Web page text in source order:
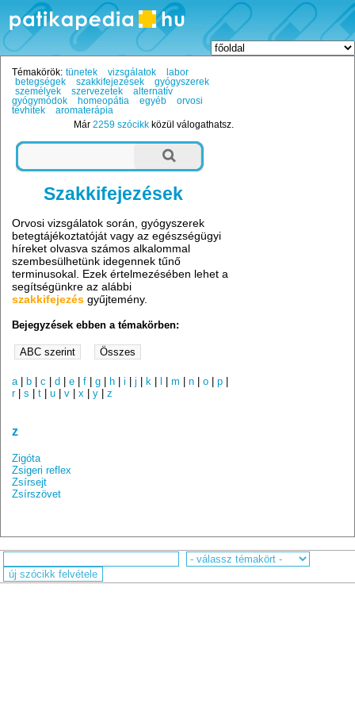
Témakörök: tünetek vizsgálatok
labor
betegségek
szakkifejezések
gyógyszerek
személyek
szervezetek
alternatív
gyógymódok
homeopátia egyéb
orvosi
tévhitek
aromaterápia
Már2259 szócikk közül válogathatsz.
Szakkifejezések
Orvosi vizsgálatok során, gyógyszerek
betegtájékoztatóját vagy az egészségügyi
híreket olvasva számos alkalommal
szembesülhetünk idegennek tűnő
terminusokal. Ezek értelmezésében lehet a
segítségünkre az alábbi
szakkifejezés gyűjtemény.
Bejegyzések ebben a témakörben:
a| b |c |d |e |f |g h |i |j k |m |n |o |p
r|s |t |u |v |x |y |z
z
Zigóta
Zsigeri reflex
Zsírsejt
Zsírszövet